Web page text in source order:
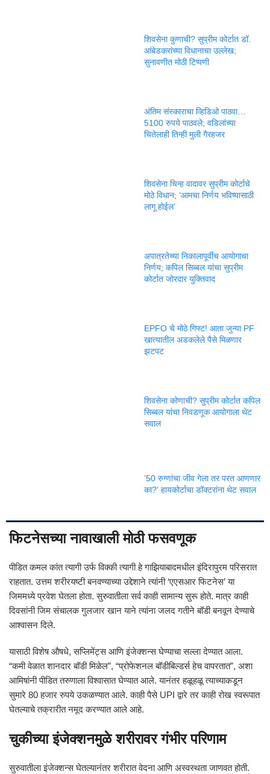
शिवसेना कुणाची? सुप्रीम कोर्टात डॉ.
आंबेडकरांच्या विधानाचा उल्लेख;
सुनावणीत मोठी टिप्पणी
अंतिम संस्काराचा व्हिडिओ पाठवा…
5100 रुपये पाठवले; वडिलांच्या
चितेलाही तिन्ही मुली गैरहजर
शिवसेना चिन्ह वादावर सुप्रीम कोर्टाचे
मोठे विधान; ‘आमचा निर्णय भविष्यासाठी
लागू होईल’
अपात्रतेच्या निकालापूर्वीच आयोगाचा
निर्णय; कपिल सिब्बल यांचा सुप्रीम
कोर्टात जोरदार युक्तिवाद
EPFO चे मोठे गिफ्ट! आता जुन्या PF
खात्यातील अडकलेले पैसे मिळणार
झटपट
शिवसेना कोणाची? सुप्रीम कोर्टात कपिल
सिब्बल यांचा निवडणूक आयोगाला थेट
सवाल
’50 रुग्णांचा जीव गेला तर परत आणणार
का?’ हायकोर्टाचा डॉक्टरांना थेट सवाल
फिटनेसच्या नावाखाली मोठी फसवणूक
पीडित कमल कांत त्यागी उर्फ विक्की त्यागी हे गाझियाबादमधील इंदिरापुरम परिसरात
राहतात. उत्तम शरीरयष्टी बनवण्याच्या उद्देशाने त्यांनी ‘एएसआर फिटनेस’ या
जिममध्ये प्रवेश घेतला होता. सुरुवातीला सर्व काही सामान्य सुरू होते. मात्र काही
दिवसांनी जिम संचालक गुलजार खान याने त्यांना जलद गतीने बॉडी बनवून देण्याचे
आश्वासन दिले.
यासाठी विशेष औषधे, सप्लिमेंट्स आणि इंजेक्शन्स घेण्याचा सल्ला देण्यात आला.
“कमी वेळात शानदार बॉडी मिळेल”, “प्रोफेशनल बॉडीबिल्डर्स हेच वापरतात”, अशा
आमिषांनी पीडित तरुणाला विश्वासात घेण्यात आले. यानंतर हळूहळू त्याच्याकडून
सुमारे 80 हजार रुपये उकळण्यात आले. काही पैसे UPI द्वारे तर काही रोख स्वरूपात
घेतल्याचे तक्रारीत नमूद करण्यात आले आहे.
चुकीच्या इंजेक्शनमुळे शरीरावर गंभीर परिणाम
सुरुवातीला इंजेक्शन्स घेतल्यानंतर शरीरात वेदना आणि अस्वस्थता जाणवत होती.